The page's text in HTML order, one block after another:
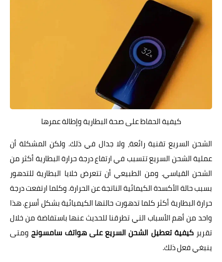
كيفية الحفاظ على صحة البطارية وإطالة عمرها
الشحن السريع تقنية رائعة، ولا جدال في ذلك. ولكن المشكلة أن
عملية الشحن السريع تتسبب في ارتفاع درجة حرارة البطارية أكثر من
الشحن القياسي. ومن الطبيعي أن تتعرض خلايا البطارية للتدهور
بسبب حالة الأكسدة الكيمائية الناتجة عن الحرارة. وكلما ارتفعت درجة
حرارة البطارية أكثر كلما تدهورت حالتها الكيميائية بشكل أسرع. هذا
واحد من أهم الأسباب التي تطرقنا للحديث عنها باستفاضة من خلال
تقريركيفية تعطيل الشحن السريع على هواتف سامسونجومتى
ينبغي فعل ذلك.